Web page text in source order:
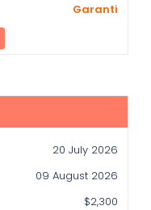
Garanti
20 July 2026
09 August 2026
$2,300